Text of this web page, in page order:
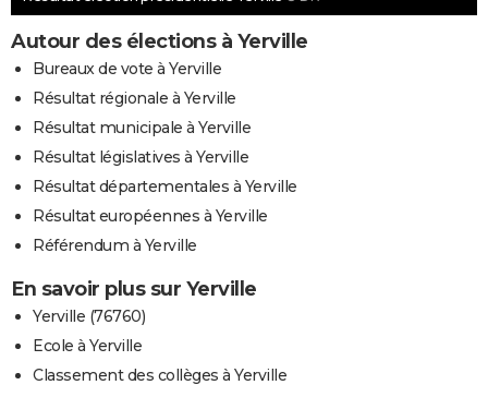
Autour des élections à Yerville
Bureaux de vote à Yerville
Résultat régionale à Yerville
Résultat municipale à Yerville
Résultat législatives à Yerville
Résultat départementales à Yerville
Résultat européennes à Yerville
Référendum à Yerville
En savoir plus sur Yerville
Yerville (76760)
Ecole à Yerville
Classement des collèges à Yerville